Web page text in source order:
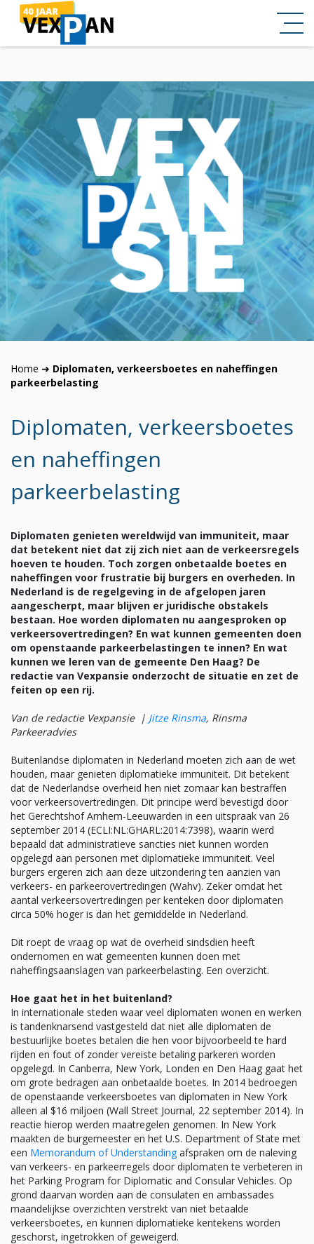
Home ➜ Diplomaten, verkeersboetes en naheffingen
parkeerbelasting
Diplomaten, verkeersboetes
en naheffingen
parkeerbelasting
Diplomaten genieten wereldwijd van immuniteit, maar
dat betekent niet dat zij zich niet aan de verkeersregels
hoeven te houden. Toch zorgen onbetaalde boetes en
naheffingen voor frustratie bij burgers en overheden. In
Nederland is de regelgeving in de afgelopen jaren
aangescherpt, maar blijven er juridische obstakels
bestaan. Hoe worden diplomaten nu aangesproken op
verkeersovertredingen? En wat kunnen gemeenten doen
om openstaande parkeerbelastingen te innen? En wat
kunnen we leren van de gemeente Den Haag? De
redactie van Vexpansie onderzocht de situatie en zet de
feiten op een rij.
Van de redactie Vexpansie | Jitze Rinsma, Rinsma
Parkeeradvies
Buitenlandse diplomaten in Nederland moeten zich aan de wet
houden, maar genieten diplomatieke immuniteit. Dit betekent
dat de Nederlandse overheid hen niet zomaar kan bestraffen
voor verkeersovertredingen. Dit principe werd bevestigd door
het Gerechtshof Arnhem-Leeuwarden in een uitspraak van 26
september 2014 (ECLI:NL:GHARL:2014:7398), waarin werd
bepaald dat administratieve sancties niet kunnen worden
opgelegd aan personen met diplomatieke immuniteit. Veel
burgers ergeren zich aan deze uitzondering ten aanzien van
verkeers- en parkeerovertredingen (Wahv). Zeker omdat het
aantal verkeersovertredingen per kenteken door diplomaten
circa 50% hoger is dan het gemiddelde in Nederland.
Dit roept de vraag op wat de overheid sindsdien heeft
ondernomen en wat gemeenten kunnen doen met
naheffingsaanslagen van parkeerbelasting. Een overzicht.
Hoe gaat het in het buitenland?
In internationale steden waar veel diplomaten wonen en werken
is tandenknarsend vastgesteld dat niet alle diplomaten de
bestuurlijke boetes betalen die hen voor bijvoorbeeld te hard
rijden en fout of zonder vereiste betaling parkeren worden
opgelegd. In Canberra, New York, Londen en Den Haag gaat het
om grote bedragen aan onbetaalde boetes. In 2014 bedroegen
de openstaande verkeersboetes van diplomaten in New York
alleen al $16 miljoen (Wall Street Journal, 22 september 2014). In
reactie hierop werden maatregelen genomen. In New York
maakten de burgemeester en het U.S. Department of State met
een Memorandum of Understandingafspraken om de naleving
van verkeers- en parkeerregels door diplomaten te verbeteren in
het Parking Program for Diplomatic and Consular Vehicles. Op
grond daarvan worden aan de consulaten en ambassades
maandelijkse overzichten verstrekt van niet betaalde
verkeersboetes, en kunnen diplomatieke kentekens worden
geschorst, ingetrokken of geweigerd.